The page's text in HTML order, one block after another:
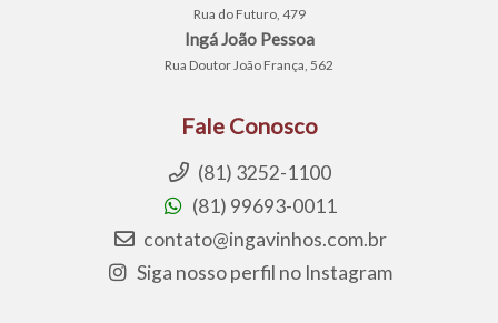
Rua do Futuro, 479
Ingá João Pessoa
Rua Doutor João França, 562
Fale Conosco
(81) 3252-1100
(81) 99693-0011
contato@ingavinhos.com.br
Siga nosso perfil no Instagram